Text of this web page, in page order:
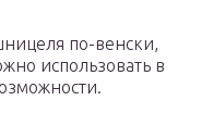
по-венски,
использовать в